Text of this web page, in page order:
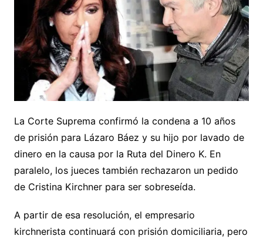
La Corte Suprema confirmó la condena a 10 años
de prisión para Lázaro Báez y su hijo por lavado de
dinero en la causa por la Ruta del Dinero K. En
paralelo, los jueces también rechazaron un pedido
de Cristina Kirchner para ser sobreseída.
A partir de esa resolución, el empresario
kirchnerista continuará con prisión domiciliaria, pero